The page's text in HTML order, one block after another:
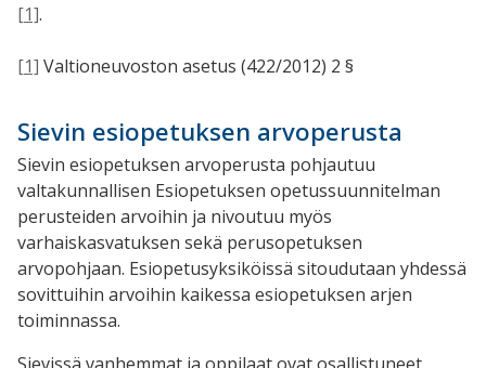
[1].
[1] Valtioneuvoston asetus (422/2012) 2 §
Sievin esiopetuksen arvoperusta
Sievin esiopetuksen arvoperusta pohjautuu
valtakunnallisen Esiopetuksen opetussuunnitelman
perusteiden arvoihin ja nivoutuu myös
varhaiskasvatuksen sekä perusopetuksen
arvopohjaan. Esiopetusyksiköissä sitoudutaan yhdessä
sovittuihin arvoihin kaikessa esiopetuksen arjen
toiminnassa.
Sievissä vanhemmat ja oppilaat ovat osallistuneet